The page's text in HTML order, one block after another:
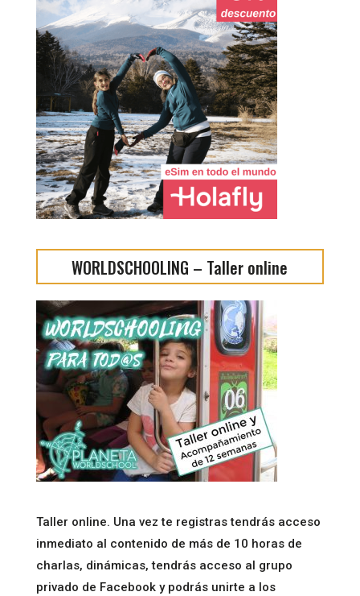
WORLDSCHOOLING – Taller online
Taller online. Una vez te registras tendrás acceso
inmediato al contenido de más de 10 horas de
charlas, dinámicas, tendrás acceso al grupo
privado de Facebook y podrás unirte a los